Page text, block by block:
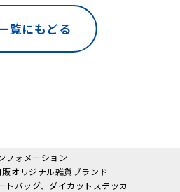
覧にもどる
フォメーション
オリジナル雑貨ブランド
トバッグ、ダイカットステッカ